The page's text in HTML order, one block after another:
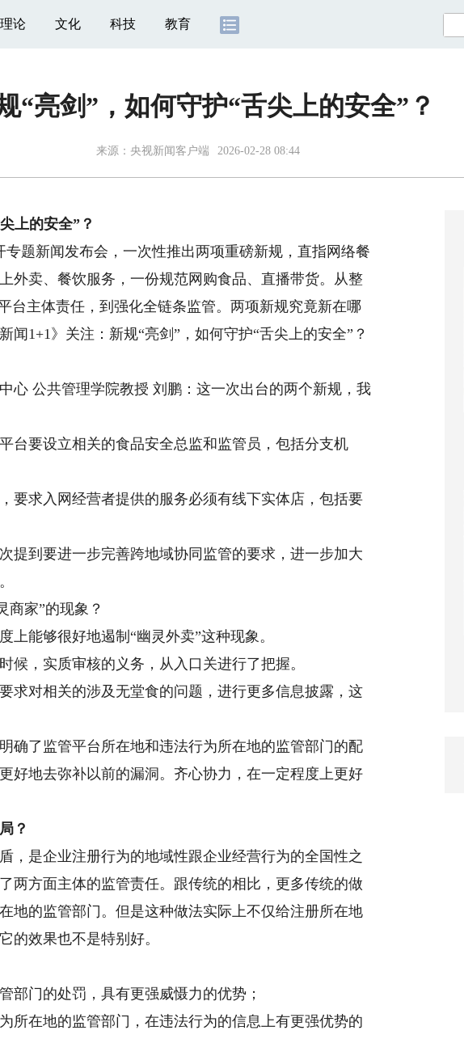
理论 文化 科技 教育
“亮剑”，如何守护“舌尖上的安全”？
来源： 央视新闻客户端 2026-02-28 08:44
上的安全”？
题新闻发布会，一次性推出两项重磅新规，直指网络餐
外卖、餐饮服务，一份规范网购食品、直播带货。从整
台主体责任，到强化全链条监管。两项新规究竟新在哪
闻1+1》关注：新规“亮剑”，如何守护“舌尖上的安全”？
公共管理学院教授 刘鹏：这一次出台的两个新规，我
要设立相关的食品安全总监和监管员，包括分支机
求入网经营者提供的服务必须有线下实体店，包括要
到要进一步完善跨地域协同监管的要求，进一步加大
家”的现象？
能够很好地遏制“幽灵外卖”这种现象。
，实质审核的义务，从入口关进行了把握。
对相关的涉及无堂食的问题，进行更多信息披露，这
了监管平台所在地和违法行为所在地的监管部门的配
好地去弥补以前的漏洞。齐心协力，在一定程度上更好
？
是企业注册行为的地域性跟企业经营行为的全国性之
两方面主体的监管责任。跟传统的相比，更多传统的做
地的监管部门。但是这种做法实际上不仅给注册所在地
的效果也不是特别好。
门的处罚，具有更强威慑力的优势；
在地的监管部门，在违法行为的信息上有更强优势的